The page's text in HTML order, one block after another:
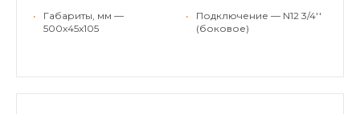
•
Габариты, мм —
500x45x105
•
Подключение — N12 3/4''
(боковое)